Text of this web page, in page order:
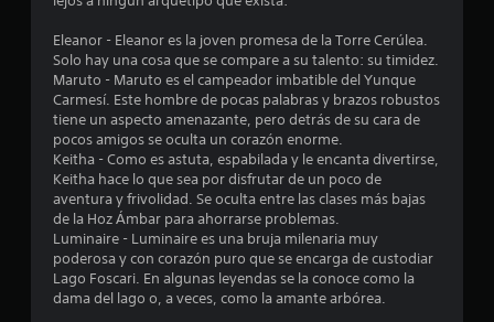
s
t
r
e
l
a
o
r
l
o
s
m
e
n
ú
s
s
n
e
c
Eleanor - Eleanor es la joven promesa de la Torre Cerúlea.
Solo hay una cosa que se compare a su talento: su timidez.
Maruto - Maruto es el campeador imbatible del Yunque
Carmesí. Este hombre de pocas palabras y brazos robustos
tiene un aspecto amenazante, pero detrás de su cara de
pocos amigos se oculta un corazón enorme.
Keitha - Como es astuta, espabilada y le encanta divertirse,
Keitha hace lo que sea por disfrutar de un poco de
aventura y frivolidad. Se oculta entre las clases más bajas
de la Hoz Ámbar para ahorrarse problemas.
Luminaire - Luminaire es una bruja milenaria muy
poderosa y con corazón puro que se encarga de custodiar
Lago Foscari. En algunas leyendas se la conoce como la
dama del lago o, a veces, como la amante arbórea.